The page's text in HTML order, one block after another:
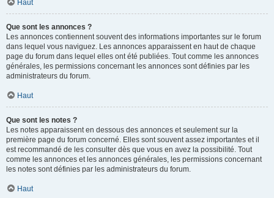
Haut
Que sont les annonces ?
Les annonces contiennent souvent des informations importantes sur le forum
dans lequel vous naviguez. Les annonces apparaissent en haut de chaque
page du forum dans lequel elles ont été publiées. Tout comme les annonces
générales, les permissions concernant les annonces sont définies par les
administrateurs du forum.
Haut
Que sont les notes ?
Les notes apparaissent en dessous des annonces et seulement sur la
première page du forum concerné. Elles sont souvent assez importantes et il
est recommandé de les consulter dès que vous en avez la possibilité. Tout
comme les annonces et les annonces générales, les permissions concernant
les notes sont définies par les administrateurs du forum.
Haut